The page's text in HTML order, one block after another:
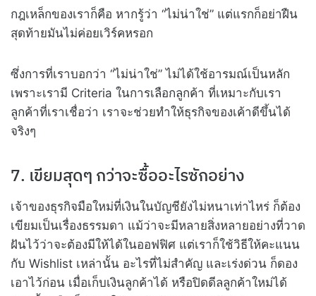
กฎเหล็กของเราก็คือ หากรู้ว่า “ไม่น่าใช่” แต่แรกก็อย่าฝืน
สุดท้ายมันไม่ค่อยเวิร์คหรอก
ซึ่งการที่เราบอกว่า “ไม่น่าใช่” ไม่ได้ใช้อารมณ์เป็นหลัก
เพราะเรามี Criteria ในการเลือกลูกค้า ที่เหมาะกับเรา
ลูกค้าที่เราเชื่อว่า เราจะช่วยทำให้ธุรกิจของเค้าดีขึ้นได้
จริงๆ
7. เขียมสุดๆ กว่าจะซื้ออะไรซักอย่าง
เจ้าของธุรกิจมือใหม่ที่เงินในบัญชียังไม่หนาเท่าไหร่ ก็ต้อง
เขียมเป็นเรื่องธรรมดา แม้ว่าจะมีหลายสิ่งหลายอย่างที่วาด
ฝันไว้ว่าจะต้องมีให้ได้ในออฟฟิศ แต่เราก็ใช้วิธีให้คะแนน
กับ Wishlist เหล่านั้น อะไรที่ไม่สำคัญ และเร่งด่วน ก็ดอง
เอาไว้ก่อน เมื่อเก็บเงินลูกค้าได้ หรือปิดดีลลูกค้าใหม่ได้